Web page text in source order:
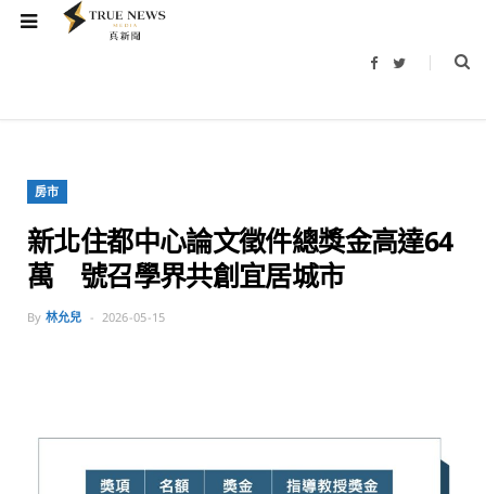
F
b
T
t
房市
新北住都中心論文徵件總獎金高達64
萬 號召學界共創宜居城市
By 林允兒 2026-05-15